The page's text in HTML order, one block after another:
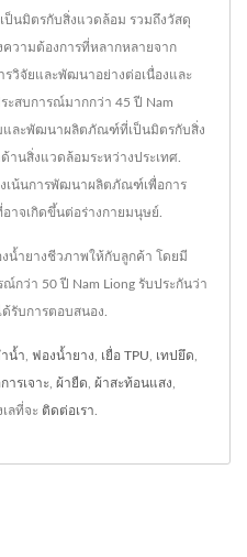
ป็นมิตรกับสิ่งแวดล้อม รวมถึงวัสดุ
วามต้องการที่หลากหลายจาก
รวิจัยและพัฒนาอย่างต่อเนื่องและ
ะสบการณ์มากกว่า 45 ปี Nam
และพัฒนาผลิตภัณฑ์ที่เป็นมิตรกับสิ่ง
นสิ่งแวดล้อมระหว่างประเทศ.
เน้นการพัฒนาผลิตภัณฑ์เพื่อการ
าจเกิดขึ้นต่อร่างกายมนุษย์.
น้ำยางชีวภาพให้กับลูกค้า โดยมี
กว่า 50 ปี Nam Liong รับประกันว่า
รับการตอบสนอง.
น้ำ ฟองน้ำยาง เยื่อ TPU เทปยึด
ารเจาะ ผ้ายืด ผ้าสะท้อนแสง
ลที่จะ ติดต่อเรา